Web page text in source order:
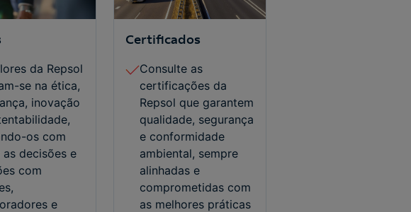
da Repsol
se na ética,
inovação
os com
decisões e
com
e
Certificados
Consulte as
certificações da
Repsol que garantem
qualidade, segurança
e conformidade
ambiental, sempre
alinhadas e
comprometidas com
as melhores práticas